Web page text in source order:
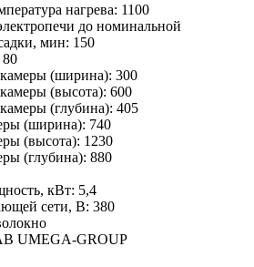
нагрева: 1100
до номинальной
мин: 150
(ширина): 300
(высота): 600
(глубина): 405
(ширина): 740
(высота): 1230
(глубина): 880
кВт: 5,4
сети, В: 380
UMEGA-GROUP